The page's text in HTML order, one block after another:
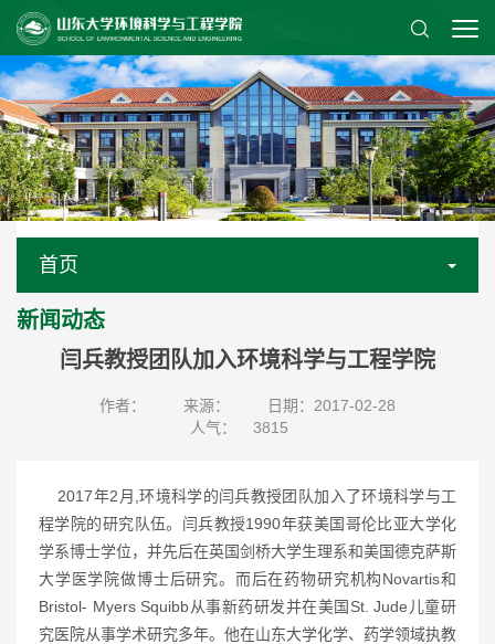
首页
新闻动态
闫兵教授团队加入环境科学与工程学院
作者： 来源：
日期：2017-02-28
人气：
3815
2017年2月,环境科学的闫兵教授团队加入了环境科学与工
程学院的研究队伍。闫兵教授1990年获美国哥伦比亚大学化
学系博士学位，并先后在英国剑桥大学生理系和美国德克萨斯
大学医学院做博士后研究。而后在药物研究机构Novartis和
Bristol- Myers Squibb从事新药研发并在美国St. Jude儿童研
究医院从事学术研究多年。他在山东大学化学、药学领域执教